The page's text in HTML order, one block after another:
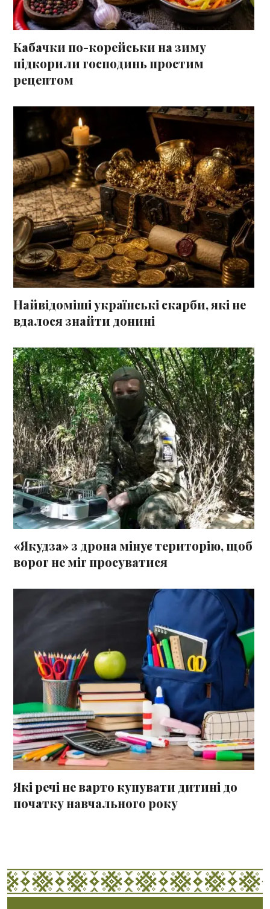
Кабачки по-корейськи на зиму
підкорили господинь простим
рецептом
Найвідоміші українські скарби, які не
вдалося знайти донині
«Якудза» з дрона мінує територію, щоб
ворог не міг просуватися
Які речі не варто купувати дитині до
початку навчального року